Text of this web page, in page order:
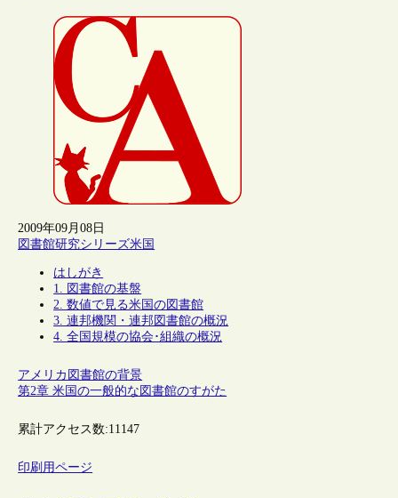
2009年09月08日
図書館研究シリーズ米国
はしがき
1. 図書館の基盤
2. 数値で見る米国の図書館
3. 連邦機関・連邦図書館の概況
4. 全国規模の協会･組織の概況
アメリカ図書館の背景
第2章 米国の一般的な図書館のすがた
累計アクセス数:11147
印刷用ページ